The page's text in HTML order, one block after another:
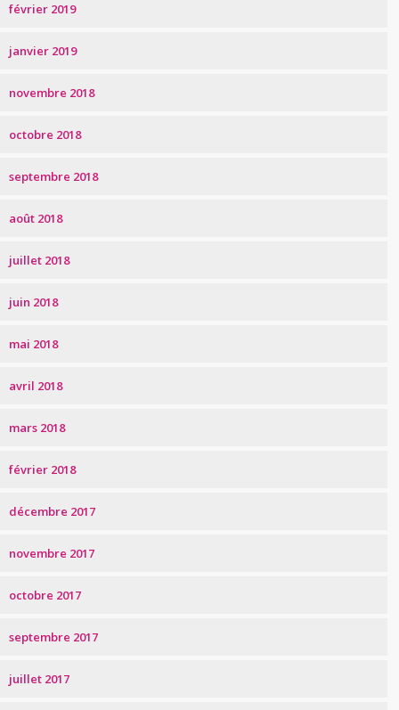
février 2019
janvier 2019
novembre 2018
octobre 2018
septembre 2018
août 2018
juillet 2018
juin 2018
mai 2018
avril 2018
mars 2018
février 2018
décembre 2017
novembre 2017
octobre 2017
septembre 2017
juillet 2017